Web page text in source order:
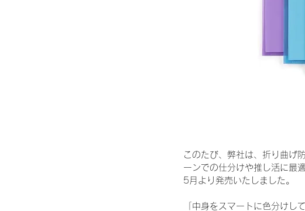
このたび、弊社は、折り曲げ
ーンでの仕分けや推し活に最
5月より発売いたしました。
「中身をスマートに色分けし